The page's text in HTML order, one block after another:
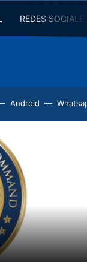
REDES
Android